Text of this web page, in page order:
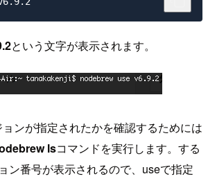
という文字が表示されます。
ンが指定されたかを確認するためには
lsコマンドを実行します。する
ン番号が表示されるので、useで指定